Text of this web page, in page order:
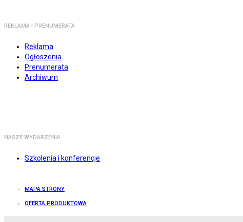
REKLAMA I PRENUMERATA
Reklama
Ogłoszenia
Prenumerata
Archiwum
NASZE WYDARZENIA
Szkolenia i konferencje
MAPA STRONY
OFERTA PRODUKTOWA